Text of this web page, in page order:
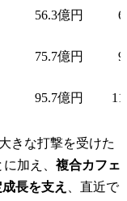
56.3億円
75.7億円
95.7億円
きな打撃を受けた
加え、 複合カフェ
長を支え
、直近で